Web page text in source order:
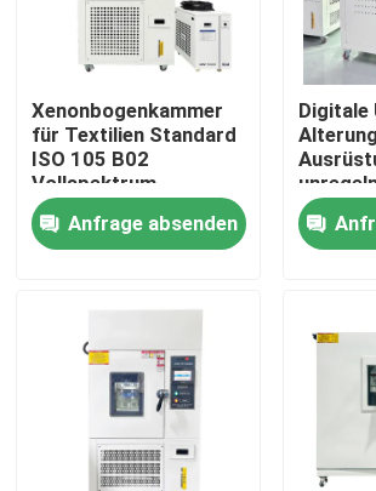
Über uns
Qualitätskontrolle
Kontaktiere uns
Laborprüfmaschinen
Xenonbogenkammer
für Textilien Standard
ISO 105 B02
Vollspektrum
Temperaturbereich
RT+10°C~80°C
Prüfgeräte
Anfrage absenden
Digitale
ISO